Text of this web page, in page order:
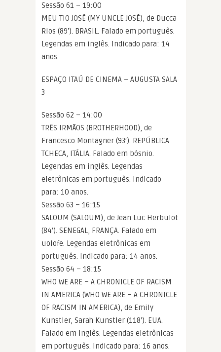
Sessão 61 – 19:00
MEU TIO JOSÉ (MY UNCLE JOSÉ), de Ducca
Rios (89′). BRASIL. Falado em português.
Legendas em inglês. Indicado para: 14
anos.
ESPAÇO ITAÚ DE CINEMA – AUGUSTA SALA
3
Sessão 62 – 14:00
TRÊS IRMÃOS (BROTHERHOOD), de
Francesco Montagner (93′). REPÚBLICA
TCHECA, ITÁLIA. Falado em bósnio.
Legendas em inglês. Legendas
eletrônicas em português. Indicado
para: 10 anos.
Sessão 63 – 16:15
SALOUM (SALOUM), de Jean Luc Herbulot
(84′). SENEGAL, FRANÇA. Falado em
uolofe. Legendas eletrônicas em
português. Indicado para: 14 anos.
Sessão 64 – 18:15
WHO WE ARE – A CHRONICLE OF RACISM
IN AMERICA (WHO WE ARE – A CHRONICLE
OF RACISM IN AMERICA), de Emily
Kunstler, Sarah Kunstler (118′). EUA.
Falado em inglês. Legendas eletrônicas
em português. Indicado para: 16 anos.